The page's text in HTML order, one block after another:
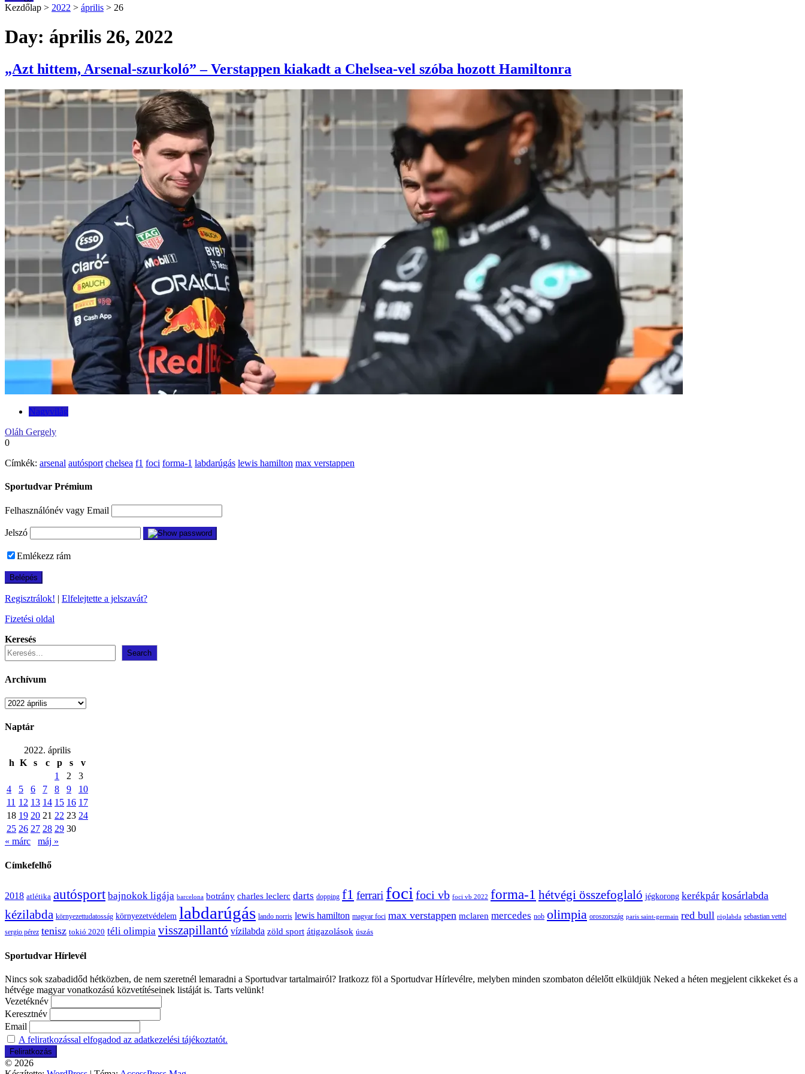
Kezdőlap > 2022 > április > 26
Day: április 26, 2022
„Azt hittem, Arsenal-szurkoló” – Verstappen kiakadt a Chelsea-vel szóba hozott Hamiltonra
Nagyvilág
Oláh Gergely
0
Címkék: arsenal autósport chelsea f1 foci forma-1 labdarúgás lewis hamilton max verstappen
Sportudvar Prémium
Felhasználónév vagy Email
Jelszó
Emlékezz rám
Regisztrálok! | Elfelejtette a jelszavát?
Fizetési oldal
Keresés
Search
Archívum
Archívum
Naptár
2022. április
h K s c p s
v
1
2
3
4
5 6 7 8 9
10
11 12 13 14 15 16 17
18 19 20 21 22 23 24
25 26 27 28 29 30
« márc
máj »
Címkefelhő
2018 atlétika autósport bajnokok ligája barcelona botrány charles leclerc darts dopping f1 ferrari foci foci vb foci vb 2022 forma-1 hétvégi összefoglaló jégkorong kerékpár kosárlabda
kézilabda környezettudatosság környezetvédelem labdarúgás lando norris lewis hamilton magyar foci max verstappen mclaren mercedes nob olimpia oroszország paris saint-germain red bull röplabda sebastian vettel
sergio pérez tenisz tokió 2020 téli olimpia visszapillantó vízilabda zöld sport átigazolások úszás
Sportudvar Hírlevél
Nincs sok szabadidőd hétközben, de nem szeretnél lemaradni a Sportudvar tartalmairól? Iratkozz föl a Sportudvar Hírlevélre, melyben minden szombaton délelőtt elküldjük Neked a héten megjelent cikkeket és a
hétvége magyar vonatkozású közvetítéseinek listáját is. Tarts velünk!
Vezetéknév
Keresztnév
Email
A feliratkozással elfogadod az adatkezelési tájékoztatót.
© 2026